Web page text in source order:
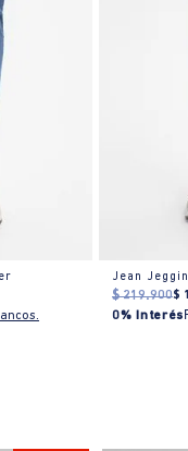
Jean
$ 219.900$
0% Interés